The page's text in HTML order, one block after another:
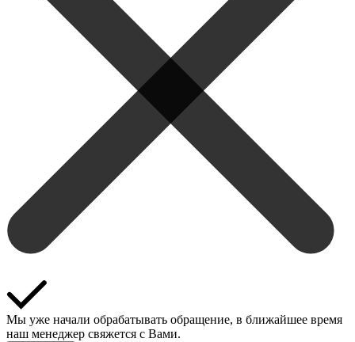
Мы уже начали обрабатывать обращение, в ближайшее время
наш менеджер свяжется с Вами.